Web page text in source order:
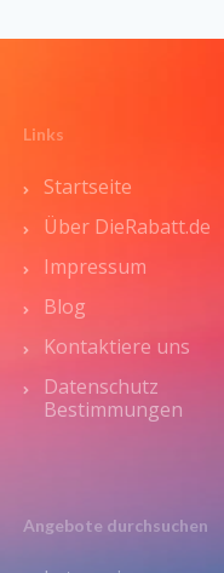
Links
Startseite
Über DieRabatt.de
Impressum
Blog
Kontaktiere uns
Datenschutz
Bestimmungen
Angebote durchsuchen